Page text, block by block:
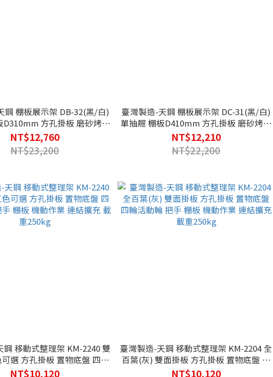
鋼 棚板展示架 DB-32(黑/白)
D310mm 方孔掛板 磨砂烤漆
抽屜隔板 可調整腳座 抽屜 荷
重50kg
NT$12,760
NT$23,200
臺灣製造-天鋼 棚板展示架 DC-31(黑/白)
單抽屜 棚板D410mm 方孔掛板 磨砂烤漆
大容量抽屜 超市貨架 可調整腳座 抽屜 荷
重50kg
NT$12,210
NT$22,200
鋼 移動式整理架 KM-2240 雙
選 方孔掛板 置物底盤 四輪
棚板 機動作業 連結擴充 載重
NT$10,120
臺灣製造-天鋼 移動式整理架 KM-2204 全
百葉(灰) 雙面掛板 方孔掛板 置物底盤 四
輪活動輪 把手 棚板 機動作業 連結擴充 載
NT$10,120